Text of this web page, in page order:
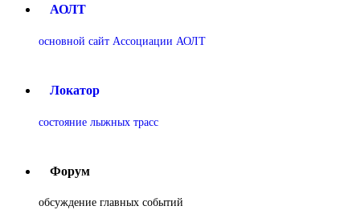
АОЛТ
основной сайт Ассоциации АОЛТ
Локатор
состояние лыжных трасс
Форум
обсуждение главных событий